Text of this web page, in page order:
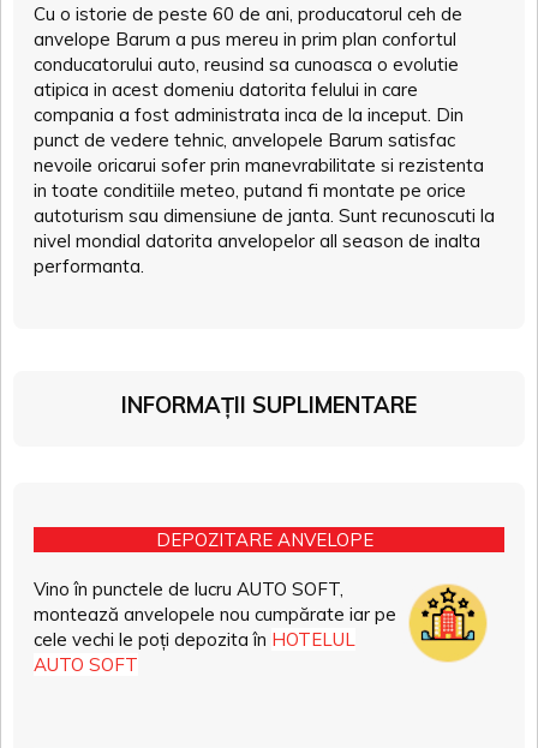
Cu o istorie de peste 60 de ani, producatorul ceh de
anvelope Barum a pus mereu in prim plan confortul
conducatorului auto, reusind sa cunoasca o evolutie
atipica in acest domeniu datorita felului in care
compania a fost administrata inca de la inceput. Din
punct de vedere tehnic, anvelopele Barum satisfac
nevoile oricarui sofer prin manevrabilitate si rezistenta
in toate conditiile meteo, putand fi montate pe orice
autoturism sau dimensiune de janta. Sunt recunoscuti la
nivel mondial datorita anvelopelor all season de inalta
performanta.
INFORMAȚII SUPLIMENTARE
DEPOZITARE ANVELOPE
Vino în punctele de lucru AUTO SOFT,
montează anvelopele nou cumpărate iar pe
cele vechi le poți depozita în HOTELUL
AUTO SOFT